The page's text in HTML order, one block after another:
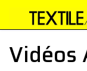
Vidéos